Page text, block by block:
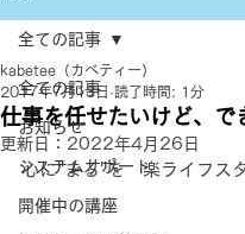
全ての記事
お知らせ
システムサポート
開催中の講座
全ての記事
仕事を任せたいけど、で
kabetee（カベティー）
2017年7月13日 読了時間: 1分
更新日： 2022年4月26日
心に"まる"を　楽ライフス